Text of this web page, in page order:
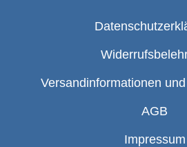
Versandinformationen
AGB
Impressum